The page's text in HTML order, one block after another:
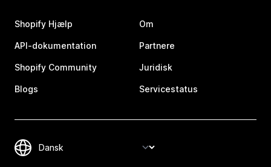
Shopify Hjælp
API-dokumentation
Shopify Community
Blogs
Om
Partnere
Juridisk
Servicestatus